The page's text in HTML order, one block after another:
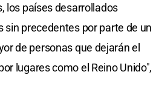
los países desarrollados
sin precedentes por parte de un
de personas que dejarán el
lugares como el Reino Unido",